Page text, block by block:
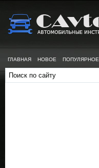
ГЛАВНАЯ НОВОЕ ПОПУЛЯРНОЕ